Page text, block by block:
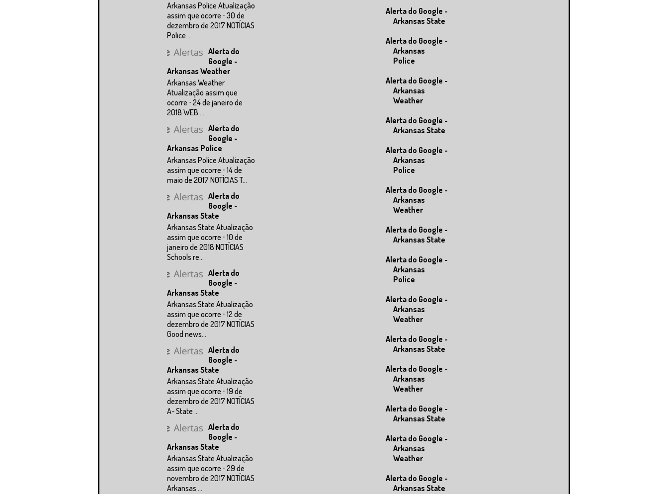
Arkansas Police Atualização
assim que ocorre ⋅ 30 de
dezembro de 2017 NOTÍCIAS
Police ...
Alerta do
Google -
Arkansas Weather
Arkansas Weather
Atualização assim que
ocorre ⋅ 24 de janeiro de
2018 WEB ...
Alerta do
Google -
Arkansas Police
Arkansas Police Atualização
assim que ocorre ⋅ 14 de
maio de 2017 NOTÍCIAS T...
Alerta do
Google -
Arkansas State
Arkansas State Atualização
assim que ocorre ⋅ 10 de
janeiro de 2018 NOTÍCIAS
Schools re...
Alerta do
Google -
Arkansas State
Arkansas State Atualização
assim que ocorre ⋅ 12 de
dezembro de 2017 NOTÍCIAS
Good news...
Alerta do
Google -
Arkansas State
Arkansas State Atualização
assim que ocorre ⋅ 19 de
dezembro de 2017 NOTÍCIAS
A- State ...
Alerta do
Google -
Arkansas State
Arkansas State Atualização
assim que ocorre ⋅ 29 de
novembro de 2017 NOTÍCIAS
Arkansas ...
Alerta do Google -
Arkansas State
Alerta do Google -
Arkansas
Police
Alerta do Google -
Arkansas
Weather
Alerta do Google -
Arkansas State
Alerta do Google -
Arkansas
Police
Alerta do Google -
Arkansas
Weather
Alerta do Google -
Arkansas State
Alerta do Google -
Arkansas
Police
Alerta do Google -
Arkansas
Weather
Alerta do Google -
Arkansas State
Alerta do Google -
Arkansas
Weather
Alerta do Google -
Arkansas State
Alerta do Google -
Arkansas
Weather
Alerta do Google -
Arkansas State